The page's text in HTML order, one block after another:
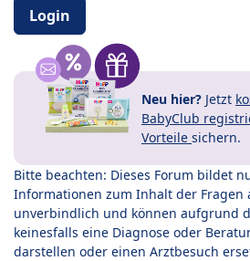
Login
Neu hier? Jetzt
BabyClub
Vorteile sichern.
Bitte beachten: Dieses Forum bildet
Informationen zum Inhalt der Fragen
unverbindlich und können aufgrund
keinesfalls eine Diagnose oder
darstellen oder einen Arztbesuch